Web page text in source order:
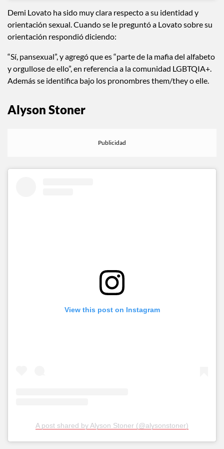
Demi Lovato ha sido muy clara respecto a su identidad y
orientación sexual. Cuando se le preguntó a Lovato sobre su
orientación respondió diciendo:
“Sí, pansexual”, y agregó que es “parte de la mafia del alfabeto
y orgullose de ello”, en referencia a la comunidad LGBTQIA+.
Además se identifica bajo los pronombres them/they o elle.
Alyson Stoner
View this post on Instagram
A post shared by Alyson Stoner (@alysonstoner)